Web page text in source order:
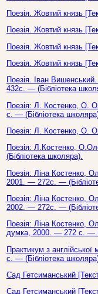
Поезія. Жовтий князь
Поезія. Жовтий князь
Поезія. Жовтий князь
Поезія. Жовтий князь
Поезія. Іван
432с. — (Бібліотека
Поезія: Л. Костенко, О.
с. — (Бібліотека
Поезія: Л. Костенко, О.
Поезія: Л.Костенко,
(Бібліотека школяра).
Поезія: Ліна Костенко,
2001. — 272с. —
Поезія: Ліна Костенко,
2002. — 272с. —
Поезія: Ліна Костенко,
думка, 2000. — 272 с. —
Практикум з
с. — (Бібліотека
Сад Гетсиманський
Сад Гетсиманський